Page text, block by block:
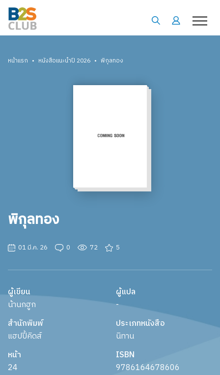
หน้าแรก • หนังสือแนะนำปี 2026 • พิกุลทอง
พิกุลทอง
01 มี.ค. 26 0 72 5
ผู้เขียน
น้านกฮูก
ผู้แปล
-
สำนักพิมพ์
แฮปปี้คิดส์
ประเภทหนังสือ
นิทาน
หน้า
24
ISBN
9786164678606